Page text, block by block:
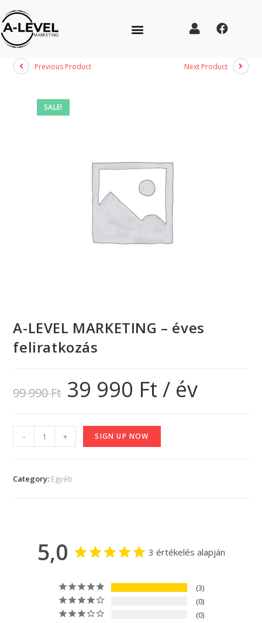
SALE!
Previous Product Next Product
A-LEVEL MARKETING – éves
feliratkozás
99 990Ft 39 990 Ft / év
- + SIGN UP NOW
Category: Egyéb
5,0 3 értékelés alapján
3
0
0